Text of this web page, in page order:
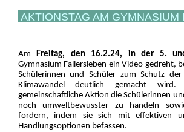
AKTIONSTAG AM GYMNASIUM
AmFreitag, den 16.2.24, in der 5.
Gymnasium Fallersleben ein Video gedreht,
Schülerinnen und Schüler zum Schutz
Klimawandel deutlich gemacht wird.
gemeinschaftliche Aktion die Schülerinnen
noch umweltbewusster zu handeln
fördern, indem sie sich mit effektiven
Handlungsoptionen befassen.